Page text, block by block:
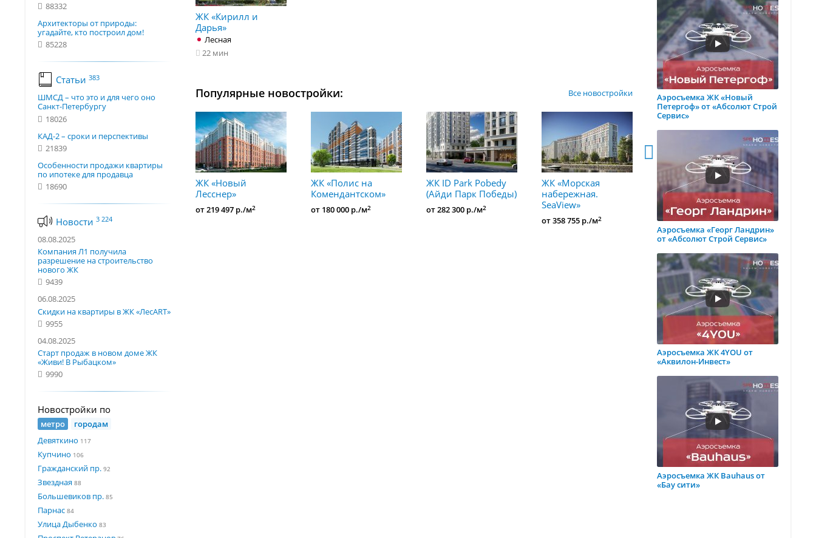
88332
Архитекторы от природы:
угадайте, кто построил дом!
85228
Статьи 383
ШМСД – что это и для чего оно
Санкт-Петербургу
18026
КАД-2 – сроки и перспективы
21839
Особенности продажи квартиры
по ипотеке для продавца
18690
Новости 3 224
08.08.2025
Компания Л1 получила
разрешение на строительство
нового ЖК
9439
06.08.2025
Скидки на квартиры в ЖК «ЛесART»
9955
04.08.2025
Старт продаж в новом доме ЖК
«Живи! В Рыбацком»
9990
Новостройки по
метро
городам
Девяткино 117
Купчино 106
Гражданский пр. 92
Звездная 88
Большевиков пр. 85
Парнас 84
Улица Дыбенко 83
ЖК «Кирилл и
Дарья»
Лесная
22 мин
Популярные новостройки:
ЖК «Новый
Лесснер»
от 219 497 р./м2
ЖК «Полис на
Комендантском»
от 180 000 р./м2
ЖК ID Park Pobedy
(Айди Парк Победы)
от 282 300 р./м2
ЖК «Морская
набережная.
SeaView»
от 358 755 р./м2
ЖК «Заповедный
парк»
от 215 000 р./м2
ЖК
от 368 134
Все новостройки
Аэросъемка ЖК «Новый
Петергоф» от «Абсолют Строй
Сервис»
Аэросъемка «Георг Ландрин»
от «Абсолют Строй Сервис»
Аэросъемка ЖК 4YOU от
«Аквилон-Инвест»
Аэросъемка ЖК Bauhaus от
«Бау сити»